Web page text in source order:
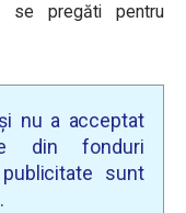
se pregăti pentru
nu a acceptat
din fonduri
sunt